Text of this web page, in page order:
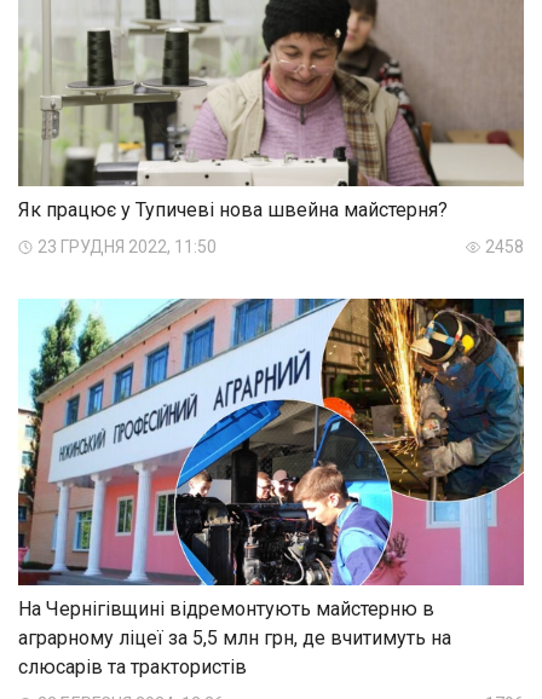
Як працює у Тупичеві нова швейна майстерня?
23 ГРУДНЯ 2022, 11:50 2458
На Чернігівщині відремонтують майстерню в
аграрному ліцеї за 5,5 млн грн, де вчитимуть на
слюсарів та трактористів